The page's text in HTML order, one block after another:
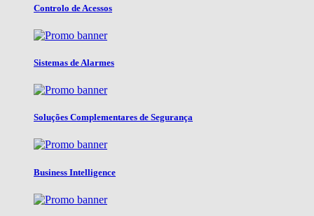
Controlo de Acessos
Sistemas de Alarmes
Soluções Complementares de Segurança
Business Intelligence